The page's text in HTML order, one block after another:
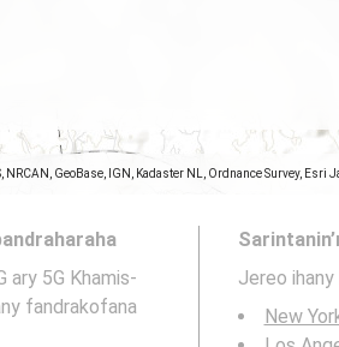
NRCAN, GeoBase, IGN, Kadaster NL, Ordnance Survey,
ary 5G Khamis-
Jereo
New